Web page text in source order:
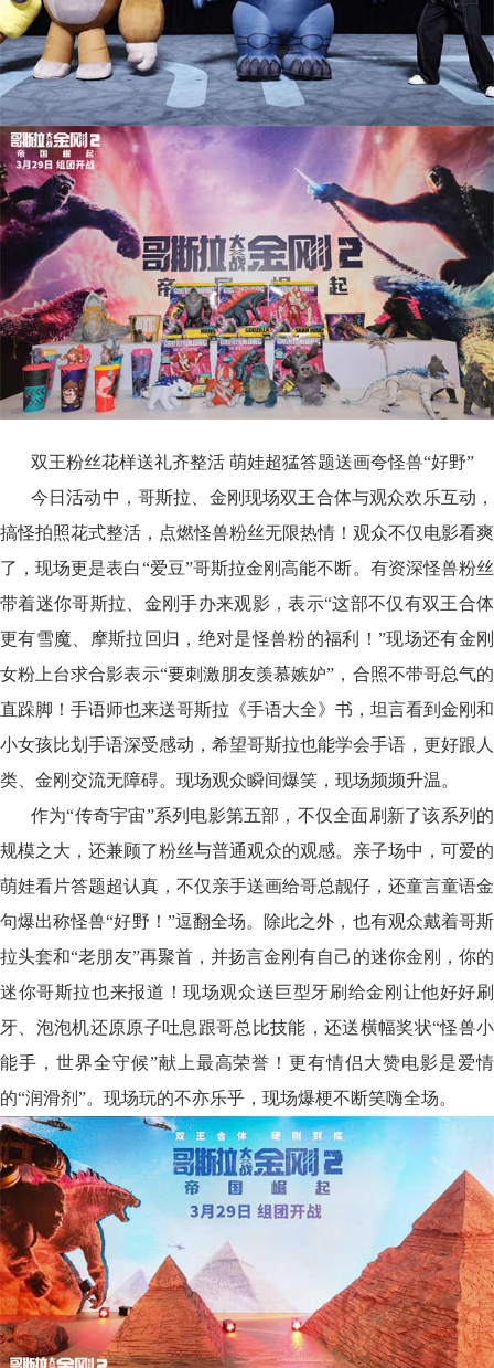
双王粉丝花样送礼齐整活 萌娃超猛答题送画夸怪兽“好野”
今日活动中，哥斯拉、金刚现场双王合体与观众欢乐互动，
搞怪拍照花式整活，点燃怪兽粉丝无限热情！观众不仅电影看爽
了，现场更是表白“爱豆”哥斯拉金刚高能不断。有资深怪兽粉丝
带着迷你哥斯拉、金刚手办来观影，表示“这部不仅有双王合体
更有雪魔、摩斯拉回归，绝对是怪兽粉的福利！”现场还有金刚
女粉上台求合影表示“要刺激朋友羡慕嫉妒”，合照不带哥总气的
直跺脚！手语师也来送哥斯拉《手语大全》书，坦言看到金刚和
小女孩比划手语深受感动，希望哥斯拉也能学会手语，更好跟人
类、金刚交流无障碍。现场观众瞬间爆笑，现场频频升温。
作为“传奇宇宙”系列电影第五部，不仅全面刷新了该系列的
规模之大，还兼顾了粉丝与普通观众的观感。亲子场中，可爱的
萌娃看片答题超认真，不仅亲手送画给哥总靓仔，还童言童语金
句爆出称怪兽“好野！”逗翻全场。除此之外，也有观众戴着哥斯
拉头套和“老朋友”再聚首，并扬言金刚有自己的迷你金刚，你的
迷你哥斯拉也来报道！现场观众送巨型牙刷给金刚让他好好刷
牙、泡泡机还原原子吐息跟哥总比技能，还送横幅奖状“怪兽小
能手，世界全守候”献上最高荣誉！更有情侣大赞电影是爱情
的“润滑剂”。现场玩的不亦乐乎，现场爆梗不断笑嗨全场。